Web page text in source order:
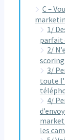
C –
1/
parfait
2/
3/
toute
4/
les